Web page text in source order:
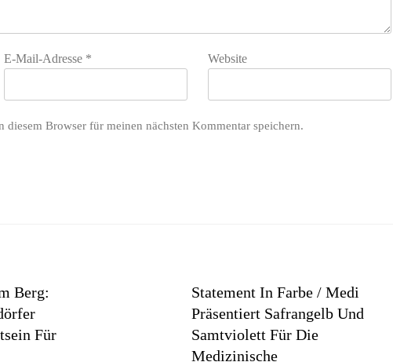
E-Mail-Adresse * Website
diesem Browser für meinen nächsten Kommentar speichern.
Berg:
Für
Statement In Farbe / Medi
Präsentiert Safrangelb Und
Samtviolett Für Die
Medizinische